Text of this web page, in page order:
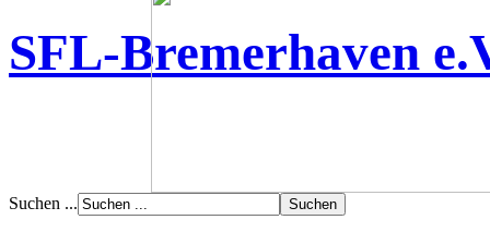
SFL-Bremerhaven
Suchen ...